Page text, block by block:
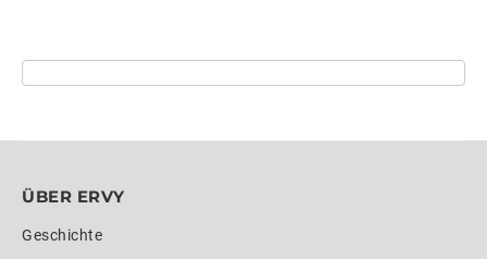
ÜBER ERVY
Geschichte